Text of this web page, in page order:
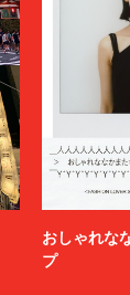
おしゃれな
プ